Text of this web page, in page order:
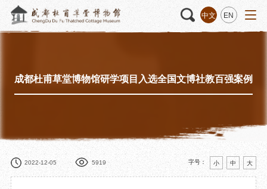
中文 EN
活动 “人日游草堂”系列文化活动 藏品 藏品概述
数字资源
捐赠名录
成都杜甫草堂博物馆研学项目入选全国文博社教百强案例
2022-12-05 5919 字号： 小 中 大